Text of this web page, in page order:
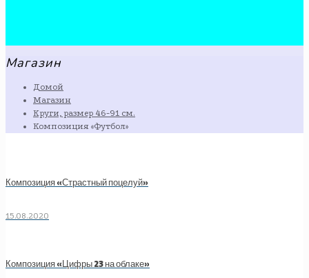
Магазин
Домой
Магазин
Круги, размер 46-91 см.
Композиция «Футбол»
Композиция «Страстный поцелуй»
15.08.2020
Композиция «Цифры 23 на облаке»